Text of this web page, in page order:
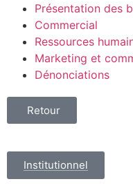
Présentation des
Commercial
Ressources
Marketing et
Dénonciations
Retour
Institutionnel